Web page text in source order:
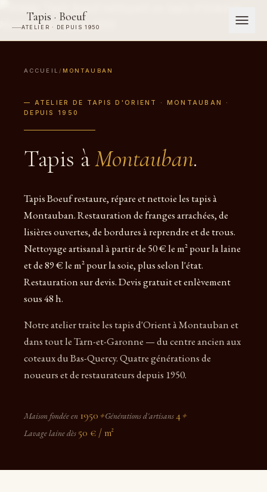
Tapis · Boeuf
ATELIER · DEPUIS 1950
ACCUEIL / MONTAUBAN
— ATELIER DE TAPIS D'ORIENT · MONTAUBAN ·
DEPUIS 1950
Tapis àMontauban.
Tapis Boeuf restaure, répare et nettoie les tapis à
Montauban. Restauration de franges arrachées, de
lisières ouvertes, de bordures à reprendre et de trous.
Nettoyage artisanal à partir de 50 € le m² pour la laine
et de 89 € le m² pour la soie, plus selon l'état.
Restauration sur devis. Devis gratuit et enlèvement
sous 48 h.
Notre atelier traite les tapis d'Orient à Montauban et
dans tout le Tarn-et-Garonne — du centre ancien aux
coteaux du Bas-Quercy. Quatre générations de
noueurs et de restaurateurs depuis 1950.
Maison fondée en 1950 ✦Générations d'artisans4✦
Lavage laine dès 50 € / m²